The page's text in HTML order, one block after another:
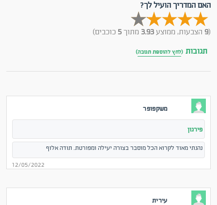
האם המדריך הועיל לך?
(
9 הצבעות, ממוצע3.93 מתוך5 כוכבים)
תגובות (לחץ להוספת תגובה)
משקפופר
פירגון
נהנתי מאוד לקרוא הכל מוסבר בצורה יעילה ומפורטת. תודה אלוף
12/05/2022
עירית